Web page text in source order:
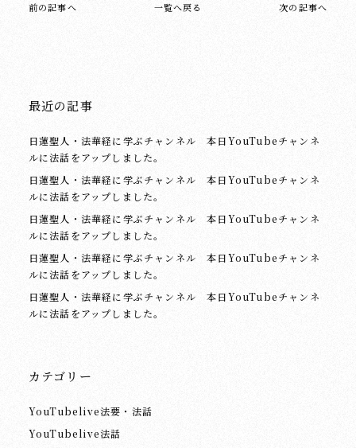
前の記事へ 一覧へ戻る 次の記事へ
最近の記事
日蓮聖人・法華経に学ぶチャンネル 本日YouTubeチャンネ
ルに法話をアップしました。
日蓮聖人・法華経に学ぶチャンネル 本日YouTubeチャンネ
ルに法話をアップしました。
日蓮聖人・法華経に学ぶチャンネル 本日YouTubeチャンネ
ルに法話をアップしました。
日蓮聖人・法華経に学ぶチャンネル 本日YouTubeチャンネ
ルに法話をアップしました。
日蓮聖人・法華経に学ぶチャンネル 本日YouTubeチャンネ
ルに法話をアップしました。
カテゴリー
YouTubelive法要・法話
YouTubelive法話